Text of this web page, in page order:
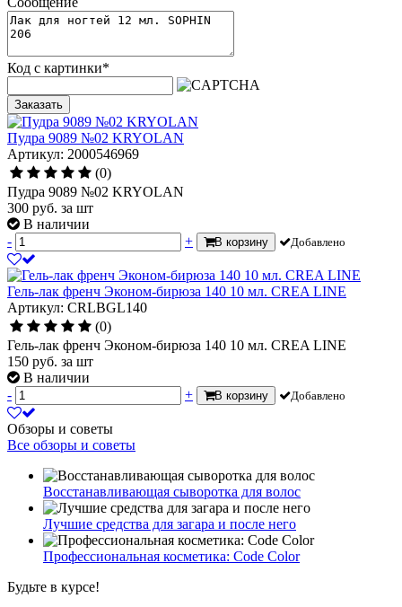
Код с картинки*
Заказать
Пудра 9089 №02 KRYOLAN
Артикул: 2000546969
(0)
Пудра 9089 №02 KRYOLAN
300 руб. за шт
В наличии
-
+ В корзину Добавлено
Гель-лак френч Эконом-бирюза 140 10 мл. CREA LINE
Артикул: CRLBGL140
(0)
Гель-лак френч Эконом-бирюза 140 10 мл. CREA LINE
150 руб. за шт
В наличии
-
+ В корзину Добавлено
Обзоры и советы
Все обзоры и советы
Восстанавливающая сыворотка для волос
Лучшие средства для загара и после него
Профессиональная косметика: Code Color
Будьте в курсе!